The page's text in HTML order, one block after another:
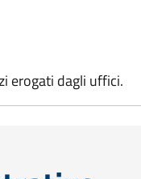
erogati dagli uffici.